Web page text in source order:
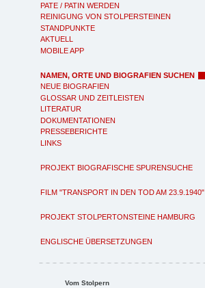
PATE / PATIN WERDEN
REINIGUNG VON STOLPERSTEINEN
STANDPUNKTE
AKTUELL
MOBILE APP
NAMEN, ORTE UND BIOGRAFIEN SUCHEN
NEUE BIOGRAFIEN
GLOSSAR UND ZEITLEISTEN
LITERATUR
DOKUMENTATIONEN
PRESSEBERICHTE
LINKS
PROJEKT BIOGRAFISCHE SPURENSUCHE
FILM "TRANSPORT IN DEN TOD AM 23.9.1940"
PROJEKT STOLPERTONSTEINE HAMBURG
ENGLISCHE ÜBERSETZUNGEN
Vom Stolpern